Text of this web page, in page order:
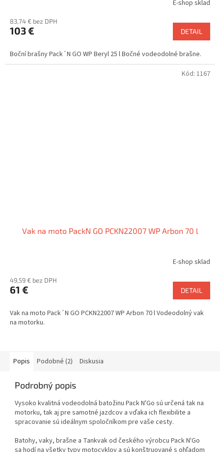
E-shop sklad
83,74 € bez DPH
103 € DETAIL
Boční brašny Pack´N GO WP Beryl 25 l Bočné vodeodolné brašne.
Vak na moto Pack´N GO PCKN22007 WP Arbon 70 l
E-shop sklad
49,59 € bez DPH
61 € DETAIL
Vak na moto Pack´N GO PCKN22007 WP Arbon 70 l Vodeodolný vak
na motorku.
Kód: 1167
Popis Podobné (2) Diskusia
Podrobný popis
Vysoko kvalitná vodeodolná batožinu Pack N'Go sú určená tak na
motorku, tak aj pre samotné jazdcov a vďaka ich flexibilite a
spracovanie sú ideálnym spoločníkom pre vaše cesty.
Batohy, vaky, brašne a Tankvak od českého výrobcu Pack N'Go